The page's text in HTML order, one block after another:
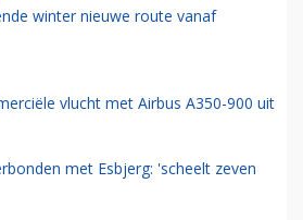
winter nieuwe route vanaf
vlucht met Airbus A350-900 uit
met Esbjerg: 'scheelt zeven